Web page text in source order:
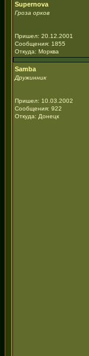
Supernova
Гроза орков
Пришел: 20.12.2001
Сообщения: 1855
Откуда: Морква
Samba
Дружинник
Пришел: 10.03.2002
Сообщения: 922
Откуда: Донецк